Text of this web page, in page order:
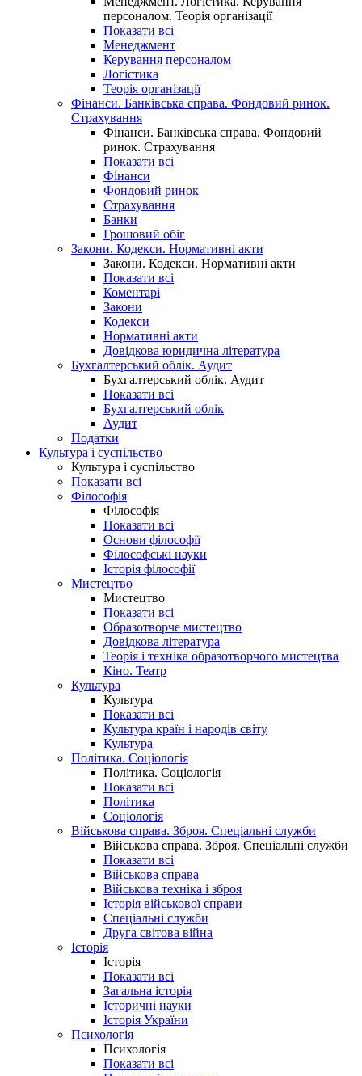
персоналом. Теорія організації
Показати всі
Менеджмент
Керування персоналом
Логістика
Теорія організації
Фінанси. Банківська справа. Фондовий ринок.
Страхування
Фінанси. Банківська справа. Фондовий
ринок. Страхування
Показати всі
Фінанси
Фондовий ринок
Страхування
Банки
Грошовий обіг
Закони. Кодекси. Нормативні акти
Закони. Кодекси. Нормативні акти
Показати всі
Коментарі
Закони
Кодекси
Нормативні акти
Довідкова юридична література
Бухгалтерський облік. Аудит
Бухгалтерський облік. Аудит
Показати всі
Бухгалтерський облік
Аудит
Податки
Культура і суспільство
Культура і суспільство
Показати всі
Філософія
Філософія
Показати всі
Основи філософії
Філософські науки
Історія філософії
Мистецтво
Мистецтво
Показати всі
Образотворче мистецтво
Довідкова література
Теорія і техніка образотворчого мистецтва
Кіно. Театр
Культура
Культура
Показати всі
Культура країн і народів світу
Культура
Політика. Соціологія
Політика. Соціологія
Показати всі
Політика
Соціологія
Військова справа. Зброя. Спеціальні служби
Військова справа. Зброя. Спеціальні служби
Показати всі
Військова справа
Військова техніка і зброя
Історія військової справи
Спеціальні служби
Друга світова війна
Історія
Історія
Показати всі
Загальна історія
Історичні науки
Історія України
Психологія
Психологія
Показати всі